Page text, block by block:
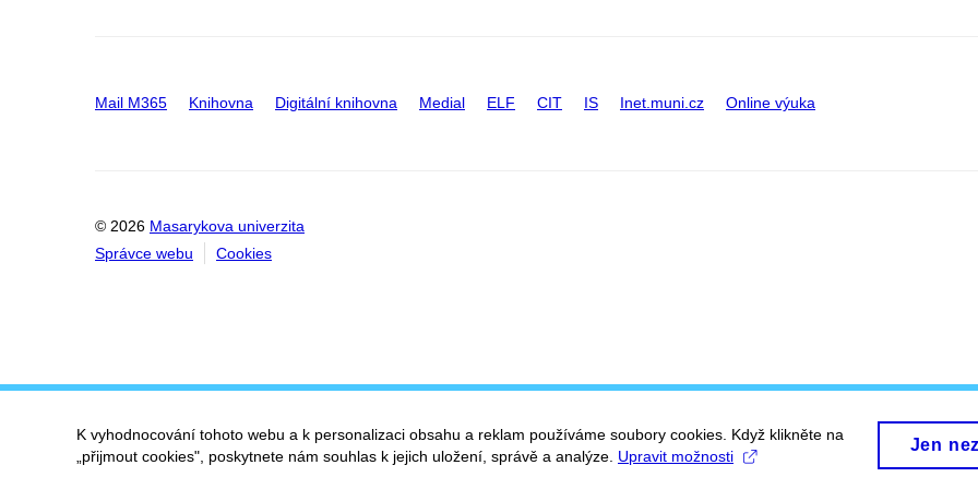
Mail M365 Knihovna Digitální knihovna Medial ELF CIT IS Inet.muni.cz Online výuka
© 2026 Masarykova univerzita
Správce webu
Cookies
K vyhodnocování tohoto webu a k personalizaci obsahu a reklam používáme soubory cookies. Když klikněte na
„přijmout cookies", poskytnete nám souhlas k jejich uložení, správě a analýze. Upravit možnosti
Jen